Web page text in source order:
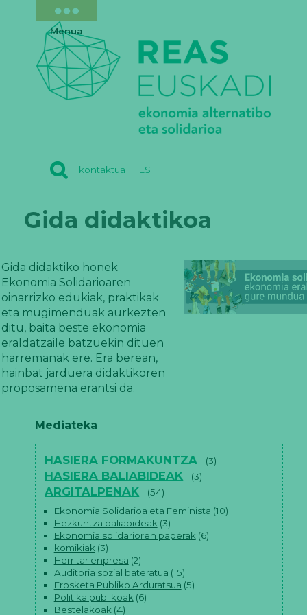
kontaktua ES
Menua
Gida didaktikoa
Gida didaktiko honek
Ekonomia Solidarioaren
oinarrizko edukiak, praktikak
eta mugimenduak aurkezten
ditu, baita beste ekonomia
eraldatzaile batzuekin dituen
harremanak ere. Era berean,
hainbat jarduera didaktikoren
proposamena erantsi da.
Mediateka
HASIERA FORMAKUNTZA (3)
HASIERA BALIABIDEAK (3)
ARGITALPENAK
(54)
Ekonomia Solidarioa eta Feminista (10)
Hezkuntza baliabideak (3)
Ekonomia solidarioren paperak (6)
komikiak (3)
Herritar enpresa (2)
Auditoria sozial bateratua (15)
Erosketa Publiko Arduratsua (5)
Politika publikoak (6)
Bestelakoak (4)